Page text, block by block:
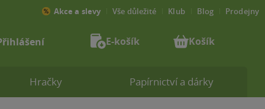
Hračky Papírnictví a dárky
Akce a slevy Vše důležité Klub Blog Prodejny
E-košík Košík